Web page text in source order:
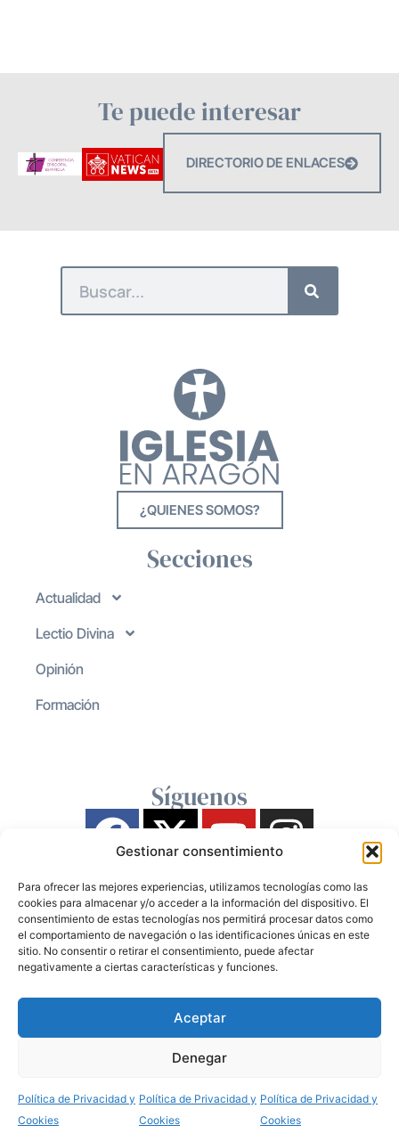
Gestionar consentimiento
Para ofrecer las mejores experiencias, utilizamos tecnologías como las
cookies para almacenar y/o acceder a la información del dispositivo. El
consentimiento de estas tecnologías nos permitirá procesar datos como
el comportamiento de navegación o las identificaciones únicas en este
sitio. No consentir o retirar el consentimiento, puede afectar
negativamente a ciertas características y funciones.
Aceptar
Denegar
Política de Privacidad y
Cookies
Política de Privacidad y
Cookies
Política de Privacidad y
Cookies
Te puede interesar
DIRECTORIO DE ENLACES
¿QUIENES SOMOS?
Secciones
Actualidad
Lectio Divina
Opinión
Formación
Síguenos